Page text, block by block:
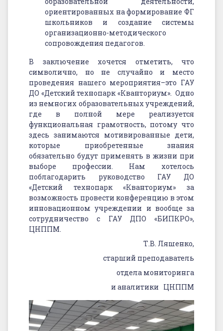
ориентированных на формирование ФГ
школьников и создание системы
организационно-методического
сопровождения педагогов.
В заключение хочется отметить, что
символично, но не случайно и место
проведения нашего мероприятия–это ГАУ
ДО «Детский технопарк «Кванториум». Одно
из немногих образовательных учреждений,
где в полной мере реализуется
функциональная грамотность, потому что
здесь занимаются мотивированные дети,
которые приобретенные знания
обязательно будут применять в жизни при
выборе профессии. Нам хотелось
поблагодарить руководство ГАУ ДО
«Детский технопарк «Кванториум» за
возможность провести конференцию в этом
инновационном учреждении и вообще за
сотрудничество с ГАУ ДПО «БИПКРО»,
ЦНППМ.
Т.В. Ляшенко,
старший преподаватель
отдела мониторинга
и аналитики ЦНППМ